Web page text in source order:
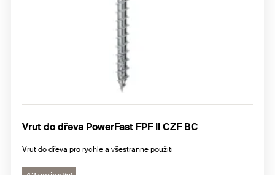
Vrut do dřeva PowerFast FPF II CZF BC
Vrut do dřeva pro rychlé a všestranné použití